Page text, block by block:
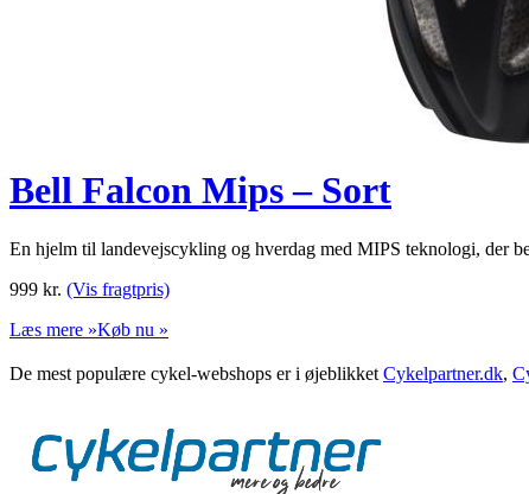
Bell Falcon Mips – Sort
En hjelm til landevejscykling og hverdag med MIPS teknologi, der
999 kr. (Vis fragtpris)
Læs mere »Køb nu »
De mest populære cykel-webshops er i øjeblikket Cykelpartner.dk,